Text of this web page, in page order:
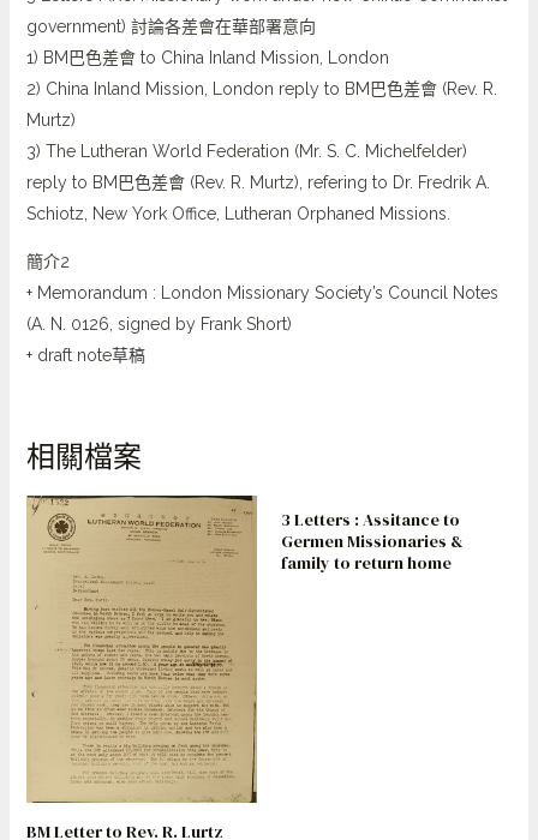
government) 討論各差會在華部署意向
1) BM巴色差會 to China Inland Mission, London
2) China Inland Mission, London reply to BM巴色差會 (Rev. R.
Murtz)
3) The Lutheran World Federation (Mr. S. C. Michelfelder)
reply to BM巴色差會 (Rev. R. Murtz), refering to Dr. Fredrik A.
Schiotz, New York Office, Lutheran Orphaned Missions.
簡介2
+ Memorandum : London Missionary Society’s Council Notes
(A. N. 0126, signed by Frank Short)
+ draft note草稿
相關檔案
BM Letter to Rev. R. Lurtz
3 Letters : Assitance to
Germen Missionaries &
family to return home